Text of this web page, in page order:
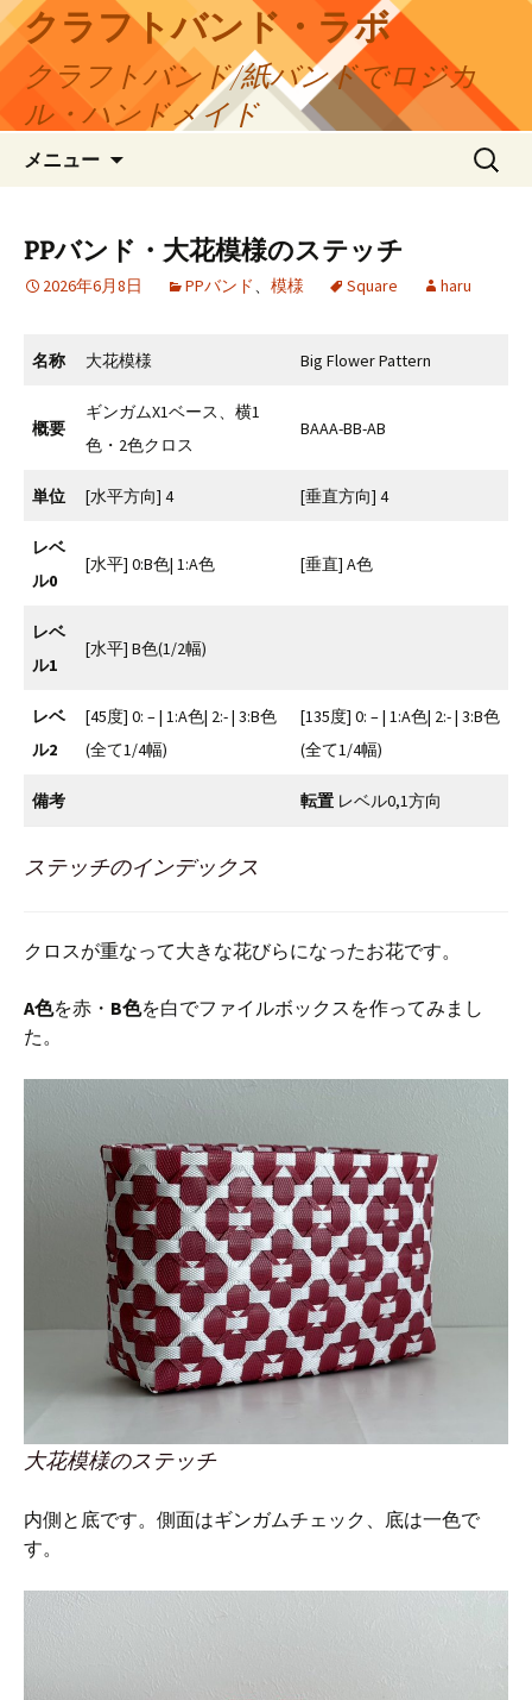
コ
ン
テ
ツ
ス
クラフトバンド・ラボ
クラフトバンド/紙バンドでロジカ
ル・ハンドメイド
メニュー
検
索:
PPバンド・大花模様のステッチ
2026年6月8日 PPバンド、 模様 Square haru
名称 大花模様 Big Flower Pattern
概要
ギンガムX1ベース、横1
色・2色クロス
BAAA-BB-AB
単位 [水平方向] 4 [垂直方向] 4
レベ
ル0
[水平] 0:B色| 1:A色 [垂直] A色
レベ
ル1
[水平] B色(1/2幅)
レベ
ル2
[45度] 0: – | 1:A色| 2:- | 3:B色
(全て1/4幅)
[135度] 0: – | 1:A色| 2:- | 3:B色
(全て1/4幅)
備考 転置 レベル0,1方向
ステッチのインデックス
クロスが重なって大きな花びらになったお花です。
A色を赤・ B色を白でファイルボックスを作ってみまし
た。
大花模様のステッチ
内側と底です。側面はギンガムチェック、底は一色で
す。